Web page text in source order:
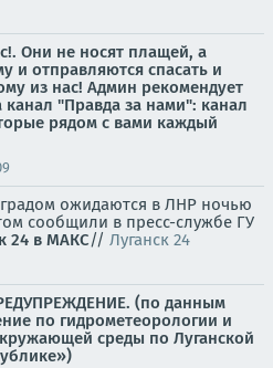
Они не носят плащей, а
и отправляются спасать и
из нас! Админ рекомендует
канал "Правда за нами": канал
рядом с вами каждый
ожидаются в ЛНР ночью
сообщили в пресс-службе ГУ
24 в МАКС// Луганск 24
(по данным
по гидрометеорологии и
среды по Луганской